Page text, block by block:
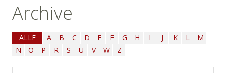
Archive
ALLE A B C D E F G H I J K L
M
N
O P R S U V W Z